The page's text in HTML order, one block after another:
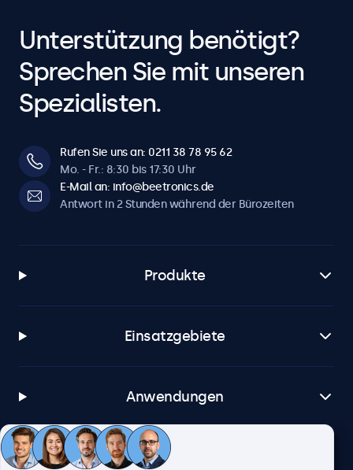
Unterstützung benötigt?
Sprechen Sie mit unseren
Spezialisten.
Rufen Sie uns an: 0211 38 78 95 62
Mo. - Fr.: 8:30 bis 17:30 Uhr
E-Mail an: info@beetronics.de
Antwort in 2 Stunden während der Bürozeiten
Produkte
Einsatzgebiete
Anwendungen
Kundenservice